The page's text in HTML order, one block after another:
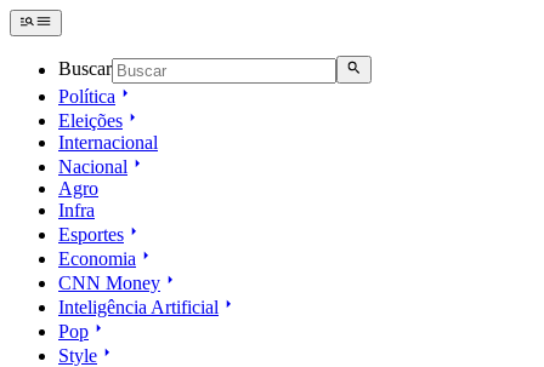
Buscar
Política
Eleições
Internacional
Nacional
Agro
Infra
Esportes
Economia
CNN Money
Inteligência Artificial
Pop
Style